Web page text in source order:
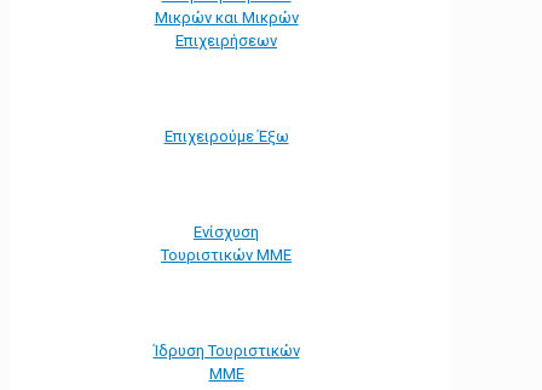
Μικρών και Μικρών
Επιχειρήσεων
Επιχειρούμε Έξω
Ενίσχυση
Τουριστικών ΜΜΕ
Ίδρυση Τουριστικών
ΜΜΕ